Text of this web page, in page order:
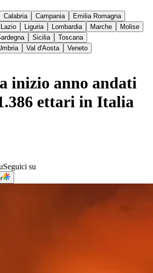
Calabria Campania
Emilia Romagna
Lazio Liguria Lombardia Marche
Molise
Sicilia
Toscana
Val d'Aosta Veneto
inizio anno andati
ettari in Italia
Seguici su